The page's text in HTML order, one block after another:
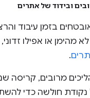
ובידוד של אתרים
בזמן עיבוד
לא מהימן או אפילו
.
מרובים, קריסה
חולשה כדי